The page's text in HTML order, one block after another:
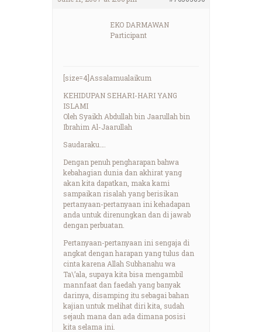
EKO DARMAWAN
Participant
[size=4]Assalamualaikum
KEHIDUPAN SEHARI-HARI YANG
ISLAMI
Oleh Syaikh Abdullah bin Jaarullah bin
Ibrahim Al-Jaarullah
Saudaraku….
Dengan penuh pengharapan bahwa
kebahagian dunia dan akhirat yang
akan kita dapatkan, maka kami
sampaikan risalah yang berisikan
pertanyaan-pertanyaan ini kehadapan
anda untuk direnungkan dan di jawab
dengan perbuatan.
Pertanyaan-pertanyaan ini sengaja di
angkat dengan harapan yang tulus dan
cinta karena Allah Subhanahu wa
Ta\’ala, supaya kita bisa mengambil
mannfaat dan faedah yang banyak
darinya, disamping itu sebagai bahan
kajian untuk melihat diri kita, sudah
sejauh mana dan ada dimana posisi
kita selama ini.